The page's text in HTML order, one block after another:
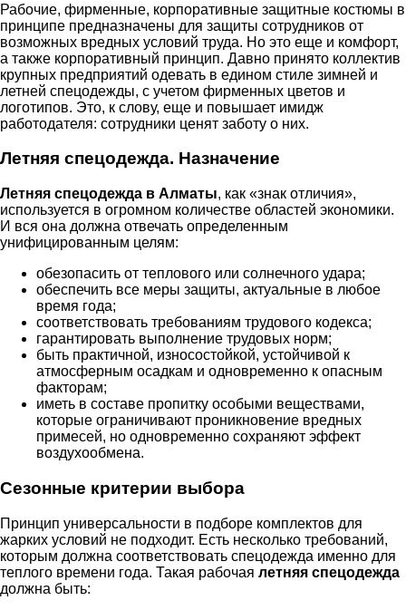
Рабочие, фирменные, корпоративные защитные костюмы в
принципе предназначены для защиты сотрудников от
возможных вредных условий труда. Но это еще и комфорт,
а также корпоративный принцип. Давно принято коллектив
крупных предприятий одевать в едином стиле зимней и
летней спецодежды, с учетом фирменных цветов и
логотипов. Это, к слову, еще и повышает имидж
работодателя: сотрудники ценят заботу о них.
Летняя спецодежда. Назначение
Летняя спецодежда в Алматы, как «знак отличия»,
используется в огромном количестве областей экономики.
И вся она должна отвечать определенным
унифицированным целям:
обезопасить от теплового или солнечного удара;
обеспечить все меры защиты, актуальные в любое
время года;
соответствовать требованиям трудового кодекса;
гарантировать выполнение трудовых норм;
быть практичной, износостойкой, устойчивой к
атмосферным осадкам и одновременно к опасным
факторам;
иметь в составе пропитку особыми веществами,
которые ограничивают проникновение вредных
примесей, но одновременно сохраняют эффект
воздухообмена.
Сезонные критерии выбора
Принцип универсальности в подборе комплектов для
жарких условий не подходит. Есть несколько требований,
которым должна соответствовать спецодежда именно для
теплого времени года. Такая рабочая летняя спецодежда
должна быть: